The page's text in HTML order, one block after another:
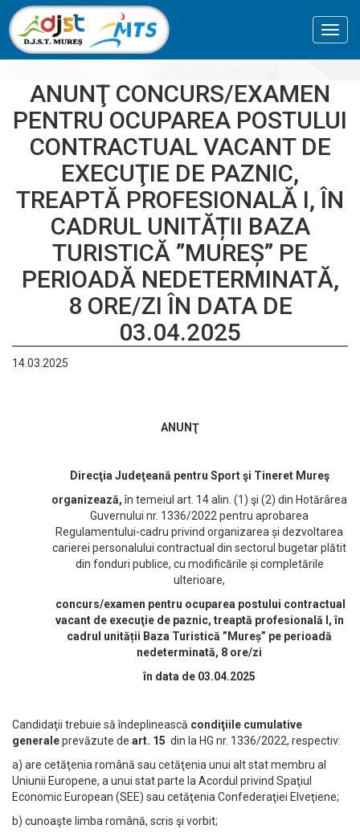
ANUNŢ CONCURS/EXAMEN
PENTRU OCUPAREA POSTULUI
CONTRACTUAL VACANT DE
EXECUŢIE DE PAZNIC,
TREAPTĂ PROFESIONALĂ I, ÎN
CADRUL UNITĂȚII BAZA
TURISTICĂ ”MUREȘ” PE
PERIOADĂ NEDETERMINATĂ,
8 ORE/ZI ÎN DATA DE
03.04.2025
14.03.2025
ANUNŢ
Direcţia Judeţeană pentru Sport şi Tineret Mureş
organizează,în temeiul art. 14 alin. (1) şi (2) din Hotărârea
Guvernului nr. 1336/2022 pentru aprobarea
Regulamentului-cadru privind organizarea și dezvoltarea
carierei personalului contractual din sectorul bugetar plătit
din fonduri publice, cu modificările și completările
ulterioare,
concurs/examen pentru ocuparea postului contractual
vacant de execuţie de paznic, treaptă profesională I, în
cadrul unității Baza Turistică ”Mureș” pe perioadă
nedeterminată, 8 ore/zi
în data de 03.04.2025
Candidaţii trebuie să îndeplinească condiţiile cumulative
generaleprevăzute de art. 15 din la HG nr. 1336/2022, respectiv:
a) are cetăţenia română sau cetăţenia unui alt stat membru al
Uniunii Europene, a unui stat parte la Acordul privind Spaţiul
Economic European (SEE) sau cetăţenia Confederaţiei Elveţiene;
b) cunoaşte limba română, scris şi vorbit;